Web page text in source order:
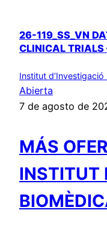
26-119_SS_VN
CLINICAL TRIALS
Institut
Abierta
7 de agosto de
MÁS
INSTITUT